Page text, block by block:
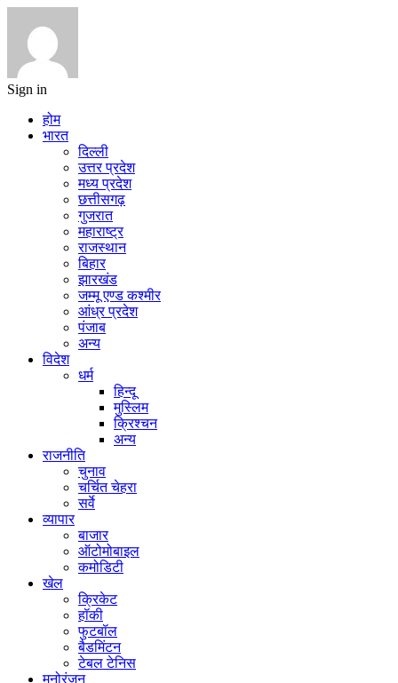
Sign in
होम
भारत
दिल्ली
उत्तर प्रदेश
मध्य प्रदेश
छत्तीसगढ़
गुजरात
महाराष्ट्र
राजस्थान
बिहार
झारखंड
जम्मू एण्ड कश्मीर
आंध्र प्रदेश
पंजाब
अन्य
विदेश
धर्म
हिन्दू
मुस्लिम
क्रिश्चन
अन्य
राजनीति
चुनाव
चर्चित चेहरा
सर्वे
व्यापार
बाजार
ऑटोमोबाइल
कमोडिटी
खेल
क्रिकेट
हॉकी
फुटबॉल
बैडमिंटन
टेबल टेनिस
मनोरंजन